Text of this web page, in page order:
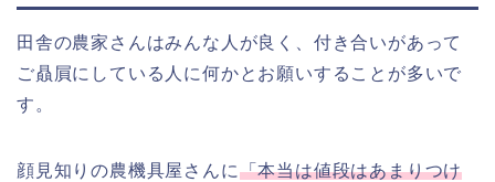
田舎の農家さんはみんな人が良く、付き合いがあって
ご贔屓にしている人に何かとお願いすることが多いで
す。
顔見知りの農機具屋さんに「本当は値段はあまりつけ